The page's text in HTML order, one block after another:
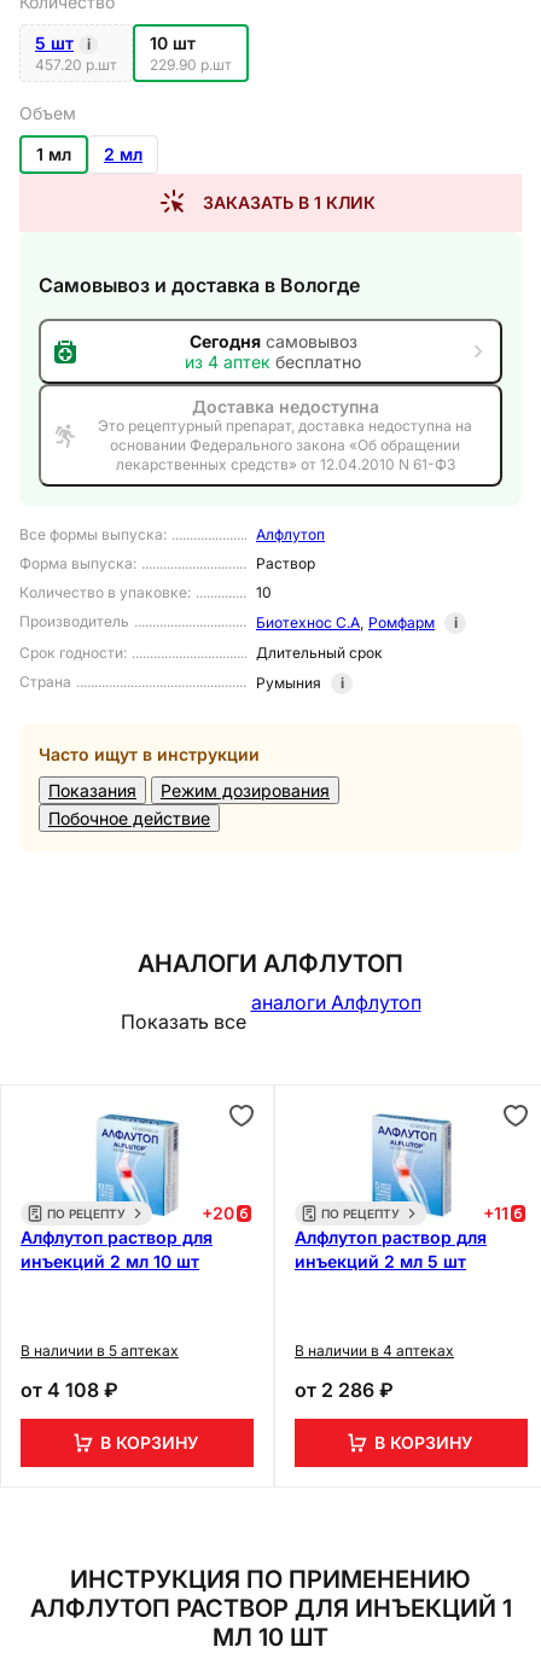
Все формы выпуска:
Алфлутоп
Форма выпуска:
Раствор
Количество в упаковке:
10
Производитель
Биотехнос С.А, Ромфарм
i
Срок годности:
Длительный срок
Страна
Румыния i
Часто ищут в инструкции
Показания
Режим дозирования
Побочное действие
5 шт
i
457.20 р.шт
10 шт
229.90 р.шт
Объем
1 мл
2 мл
ЗАКАЗАТЬ В 1 КЛИК
Самовывоз и доставка в Вологде
Сегоднясамовывоз
из 4 аптек бесплатно
Доставка недоступна
Это рецептурный препарат, доставка недоступна на
основании Федерального закона «Об обращении
лекарственных средств» от 12.04.2010 N 61-ФЗ
АНАЛОГИ АЛФЛУТОП
Показать все
аналоги Алфлутоп
ПО РЕЦЕПТУ +20
Алфлутоп раствор для
инъекций 2 мл 10 шт
В наличии в 5 аптеках
от 4 108 ₽
В КОРЗИНУ
ПО РЕЦЕПТУ +11
Алфлутоп раствор для
инъекций 2 мл 5 шт
В наличии в 4 аптеках
от 2 286 ₽
В КОРЗИНУ
ИНСТРУКЦИЯ ПО ПРИМЕНЕНИЮ
АЛФЛУТОП РАСТВОР ДЛЯ ИНЪЕКЦИЙ 1
МЛ 10 ШТ